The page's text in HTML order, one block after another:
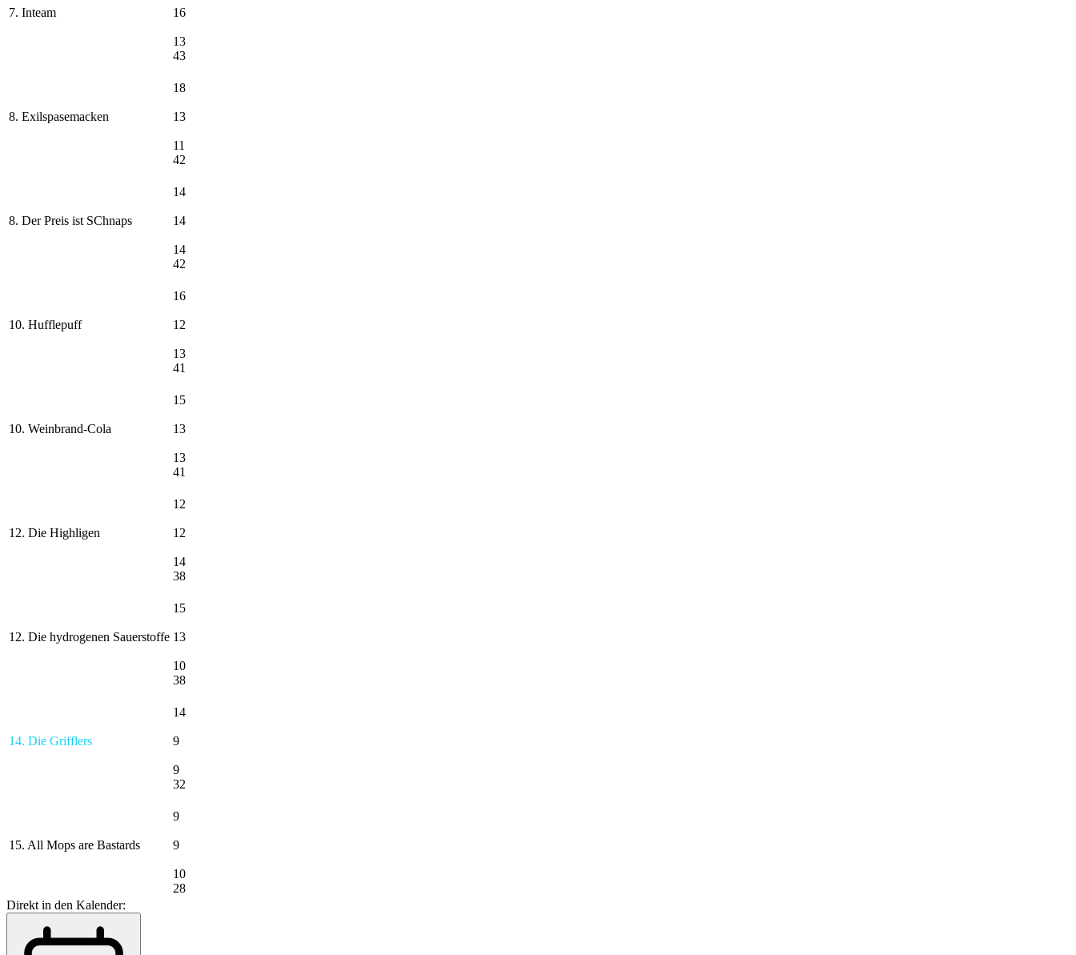
7. Inteam 16
13
43
8. Exilspasemacken
18
13
11
42
8. Der Preis ist SChnaps
14
14
14
42
10. Hufflepuff
16
12
13
41
10. Weinbrand-Cola
15
13
13
41
12. Die Highligen
12
12
14
38
12. Die hydrogenen Sauerstoffe
15
13
10
38
14. Die Grifflers
14
9
9
32
15. All Mops are Bastards
9
9
10
28
Direkt in den Kalender: